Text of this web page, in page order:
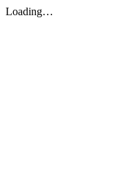
Loading…